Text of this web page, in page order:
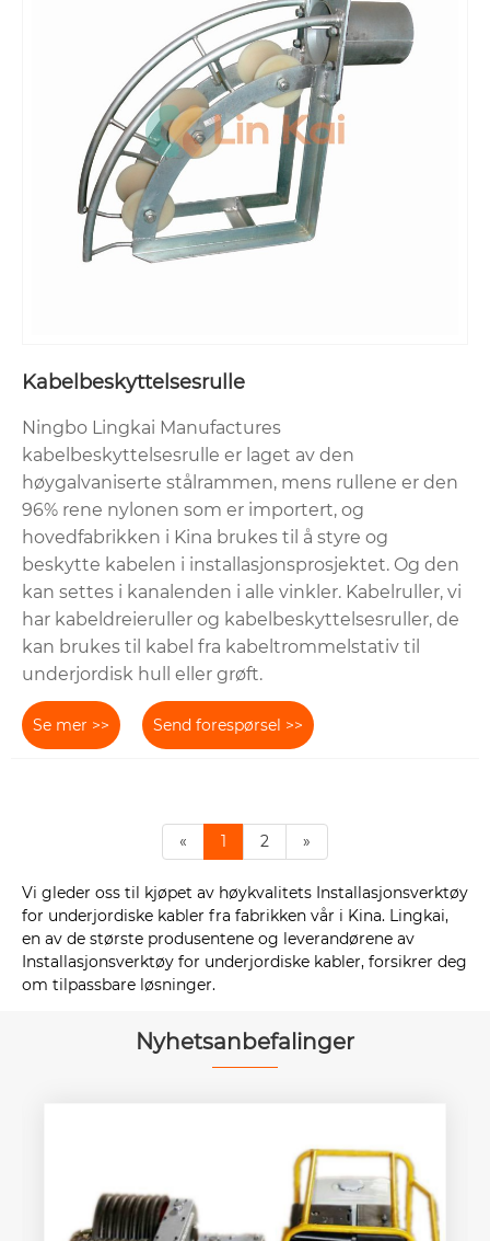
Kabelbeskyttelsesrulle
Ningbo Lingkai Manufactures
kabelbeskyttelsesrulle er laget av den
høygalvaniserte stålrammen, mens rullene er den
96% rene nylonen som er importert, og
hovedfabrikken i Kina brukes til å styre og
beskytte kabelen i installasjonsprosjektet. Og den
kan settes i kanalenden i alle vinkler. Kabelruller, vi
har kabeldreieruller og kabelbeskyttelsesruller, de
kan brukes til kabel fra kabeltrommelstativ til
underjordisk hull eller grøft.
Se mer >> Send forespørsel >>
« 1 2 »
Vi gleder oss til kjøpet av høykvalitets Installasjonsverktøy
for underjordiske kabler fra fabrikken vår i Kina. Lingkai,
en av de største produsentene og leverandørene av
Installasjonsverktøy for underjordiske kabler, forsikrer deg
om tilpassbare løsninger.
Nyhetsanbefalinger